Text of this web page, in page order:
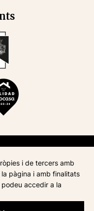
i de tercers amb
pàgina i amb finalitats
accedir a la